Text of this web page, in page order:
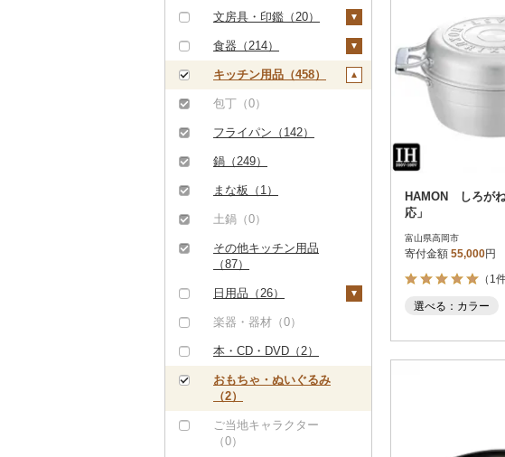
土佐あかうし（0）
佐賀牛（0）
長崎和牛（0）
あか牛（0）
宮崎牛（0）
その他牛肉（精肉）
（227）
（2）
羊羹（0）
饅頭（0）
大福（0）
その他和菓子（1）
梅干（0）
キムチ（0）
その他漬物（2）
缶詰・瓶詰（1）
肉（0）
魚（0）
果物（0）
ジャム（0）
その他缶詰・瓶詰
乾物（0）
燻製（スモーク）
（0）
その他調味料（6）
みりん（0）
時計（0）
その他家電（0）
動物園（0）
釣り（0）
ダイビング（0）
スキーチケット・リフ
（4）
カタログギフト（0）
その他体験・チケット
（8）
椅子・チェア・ソファ
その他家具・インテリ
ア（163）
枕（0）
毛布（0）
タオルケット（0）
その他寝具（0）
文房具・印鑑（20）
ボールペン（0）
ノート・ファイル
（0）
食器（214）
グラス・カップ（9
5）
ナイフ（7）
皿・椀（42）
弁当箱（0）
キッチン用品（458）
包丁（0）
フライパン（142）
鍋（249）
まな板（1）
土鍋（0）
その他キッチン用品
（87）
日用品（26）
洗剤（0）
トイレットペーパー
（2）
ティッシュ（4）
その他日用品（21）
楽器・器材（0）
本・CD・DVD（2）
おもちゃ・ぬいぐるみ
（2）
ご当地キャラクター
（0）
HAMON しろが
応」
富山県高岡市
寄付金額 55,000円
（1
選べる：カラー